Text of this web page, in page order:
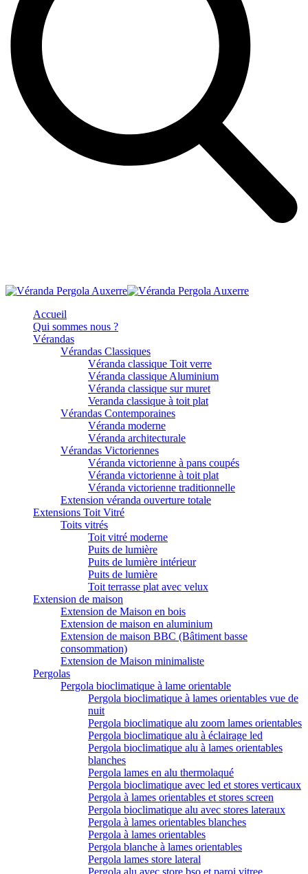
Accueil
Qui sommes nous ?
Vérandas
Vérandas Classiques
Véranda classique Toit verre
Véranda classique Aluminium
Véranda classique sur muret
Veranda classique à toit plat
Vérandas Contemporaines
Véranda moderne
Véranda architecturale
Vérandas Victoriennes
Véranda victorienne à pans coupés
Véranda victorienne à toit plat
Véranda victorienne traditionnelle
Extension véranda ouverture totale
Extensions Toit Vitré
Toits vitrés
Toit vitré moderne
Puits de lumière
Puits de lumière intérieur
Puits de lumière
Toit terrasse plat avec velux
Extension de maison
Extension de Maison en bois
Extension de maison en aluminium
Extension de maison BBC (Bâtiment basse
consommation)
Extension de Maison minimaliste
Pergolas
Pergola bioclimatique à lame orientable
Pergola bioclimatique à lames orientables vue de
nuit
Pergola bioclimatique alu zoom lames orientables
Pergola bioclimatique alu à éclairage led
Pergola bioclimatique alu à lames orientables
blanches
Pergola lames en alu thermolaqué
Pergola bioclimatique avec led et stores verticaux
Pergola à lames orientables et stores screen
Pergola bioclimatique alu avec stores lateraux
Pergola à lames orientables blanches
Pergola à lames orientables
Pergola blanche à lames orientables
Pergola lames store lateral
Pergola alu avec store bso et paroi vitree